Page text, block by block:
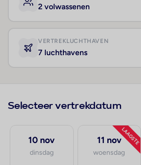
2 volwassenen
VERTREKLUCHTHAVEN
7 luchthavens
Selecteer vertrekdatum
10 nov
dinsdag
LAAGSTE
11 nov
woensdag